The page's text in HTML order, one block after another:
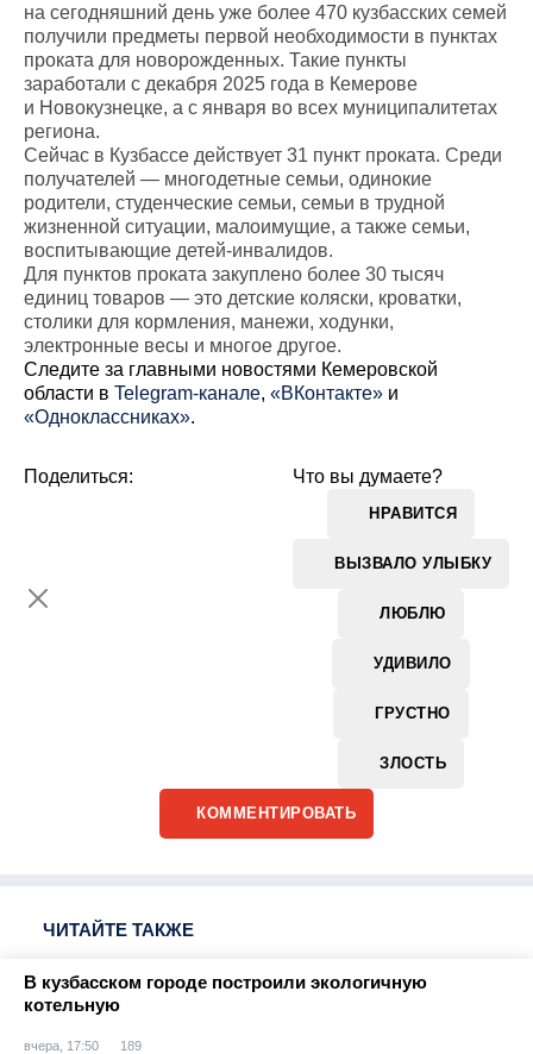
на сегодняшний день уже более 470 кузбасских семей
получили предметы первой необходимости в пунктах
проката для новорожденных. Такие пункты
заработали с декабря 2025 года в Кемерове
и Новокузнецке, а с января во всех муниципалитетах
региона.
Сейчас в Кузбассе действует 31 пункт проката. Среди
получателей — многодетные семьи, одинокие
родители, студенческие семьи, семьи в трудной
жизненной ситуации, малоимущие, а также семьи,
воспитывающие детей-инвалидов.
Для пунктов проката закуплено более 30 тысяч
единиц товаров — это детские коляски, кроватки,
столики для кормления, манежи, ходунки,
электронные весы и многое другое.
Cледите за главными новостями Кемеровской
области в Telegram-канале, «ВКонтакте» и
«Одноклассниках».
Что вы думаете?
НРАВИТСЯ
ВЫЗВАЛО УЛЫБКУ
ЛЮБЛЮ
УДИВИЛО
ГРУСТНО
ЗЛОСТЬ
Поделиться:
КОММЕНТИРОВАТЬ
ЧИТАЙТЕ ТАКЖЕ
В кузбасском городе построили экологичную
котельную
вчера, 17:50 189